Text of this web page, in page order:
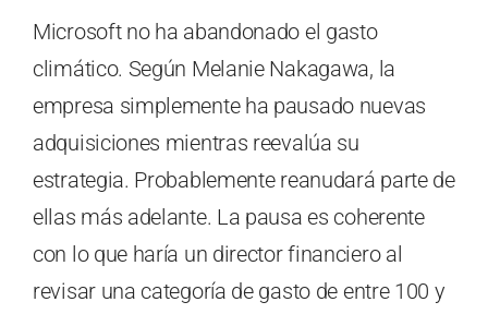
Microsoft no ha abandonado el gasto
climático. Según Melanie Nakagawa, la
empresa simplemente ha pausado nuevas
adquisiciones mientras reevalúa su
estrategia. Probablemente reanudará parte de
ellas más adelante. La pausa es coherente
con lo que haría un director financiero al
revisar una categoría de gasto de entre 100 y